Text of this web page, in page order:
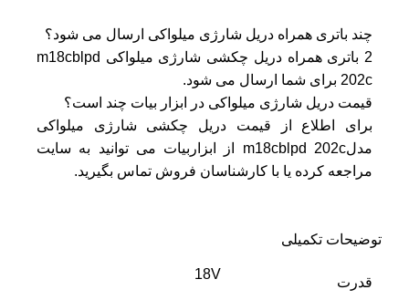
چند باتری همراه دریل شارژی میلواکی ارسال می شود؟
2 باتری همراه دریل چکشی شارژی میلواکی m18cblpd
202c برای شما ارسال می شود.
قیمت دریل شارژی میلواکی در ابزار بیات چند است؟
برای اطلاع از قیمت دریل چکشی شارژی میلواکی
مدلm18cblpd 202c از ابزاربیات می ­توانید به سایت
مراجعه کرده یا با کارشناسان فروش تماس بگیرید.
توضیحات تکمیلی
قدرت
18V